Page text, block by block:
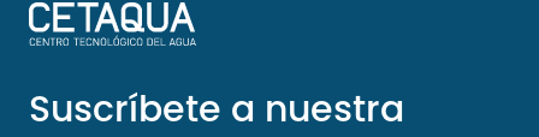
Suscríbete a nuestra